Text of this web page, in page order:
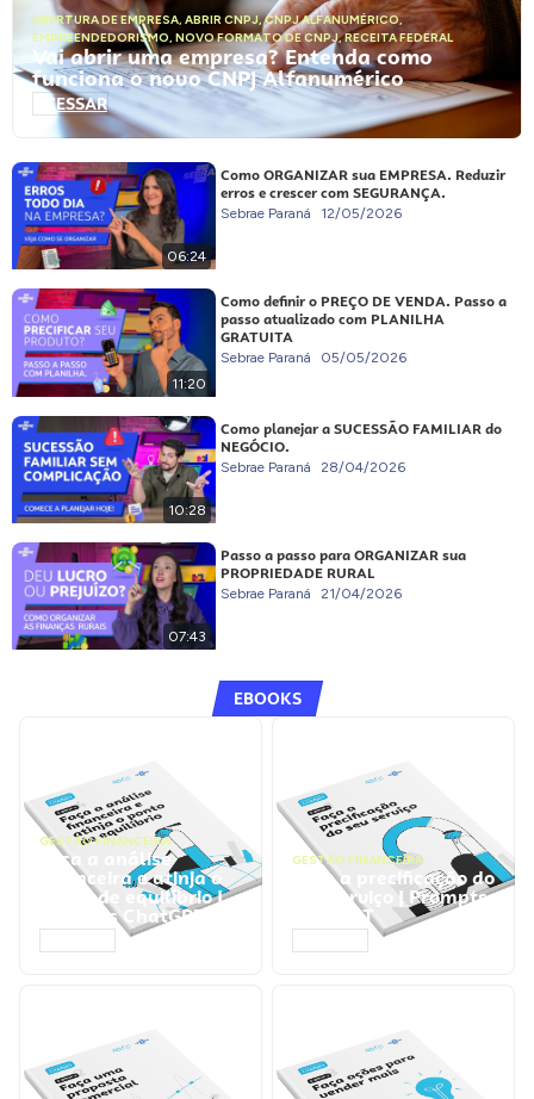
ABERTURA DE EMPRESA, ABRIR CNPJ,CNPJ ALFANUMÉRICO,
EMPREENDEDORISMO, NOVO FORMATO DE CNPJ,RECEITA FEDERAL
Vai abrir uma empresa? Entenda como
funciona o novo CNPJ Alfanumérico
ACESSAR
06:24
Como ORGANIZAR sua EMPRESA. Reduzir
erros e crescer com SEGURANÇA.
Sebrae Paraná 12/05/2026
11:20
Como definir o PREÇO DE VENDA. Passo a
passo atualizado com PLANILHA
GRATUITA
Sebrae Paraná 05/05/2026
10:28
Como planejar a SUCESSÃO FAMILIAR do
NEGÓCIO.
Sebrae Paraná 28/04/2026
07:43
Passo a passo para ORGANIZAR sua
PROPRIEDADE RURAL
Sebrae Paraná 21/04/2026
EBOOKS
GESTÃO FINANCEIRA
Faça a análise
financeira e atinja o
ponto de equilíbrio |
Prompts ChatGPT
GESTÃO FINANCEIRA
Faça a precificação do
seu serviço | Prompts
ChatGPT